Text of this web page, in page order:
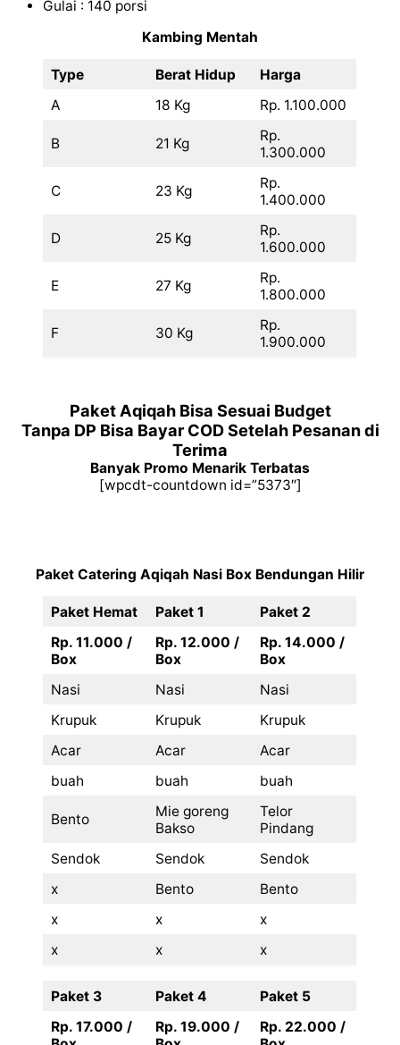
Gulai : 140 porsi
Kambing Mentah
Type Berat Hidup
Harga
A
18 Kg Rp. 1.100.000
B 21 Kg
Rp.
1.300.000
C 23 Kg
Rp.
1.400.000
D 25 Kg
Rp.
1.600.000
E 27 Kg
Rp.
1.800.000
F 30 Kg
Rp.
1.900.000
Paket Aqiqah Bisa Sesuai Budget
Tanpa DP Bisa Bayar COD Setelah Pesanan di
Terima
Banyak Promo Menarik Terbatas
[wpcdt-countdown id=”5373″]
Paket Catering Aqiqah Nasi Box Bendungan Hilir
Paket Hemat Paket 1
Paket 2
Rp. 11.000 /
Box
Rp. 12.000 /
Box
Rp. 14.000 /
Box
Nasi
Nasi
Nasi
Krupuk
Krupuk
Krupuk
Acar
Acar
Acar
buah
buah buah
Bento
Mie goreng
Bakso
Telor
Pindang
Sendok
Sendok
Sendok
x
Bento
Bento
x
x
x
x
x x
Paket 3 Paket 4
Paket 5
Rp. 17.000 /
Rp. 19.000 /
Rp. 22.000 /